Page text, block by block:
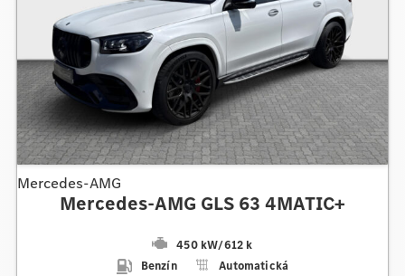
Mercedes-AMG
Mercedes-AMG GLS 63 4MATIC+
450 kW/612 k
Benzín
Automatická